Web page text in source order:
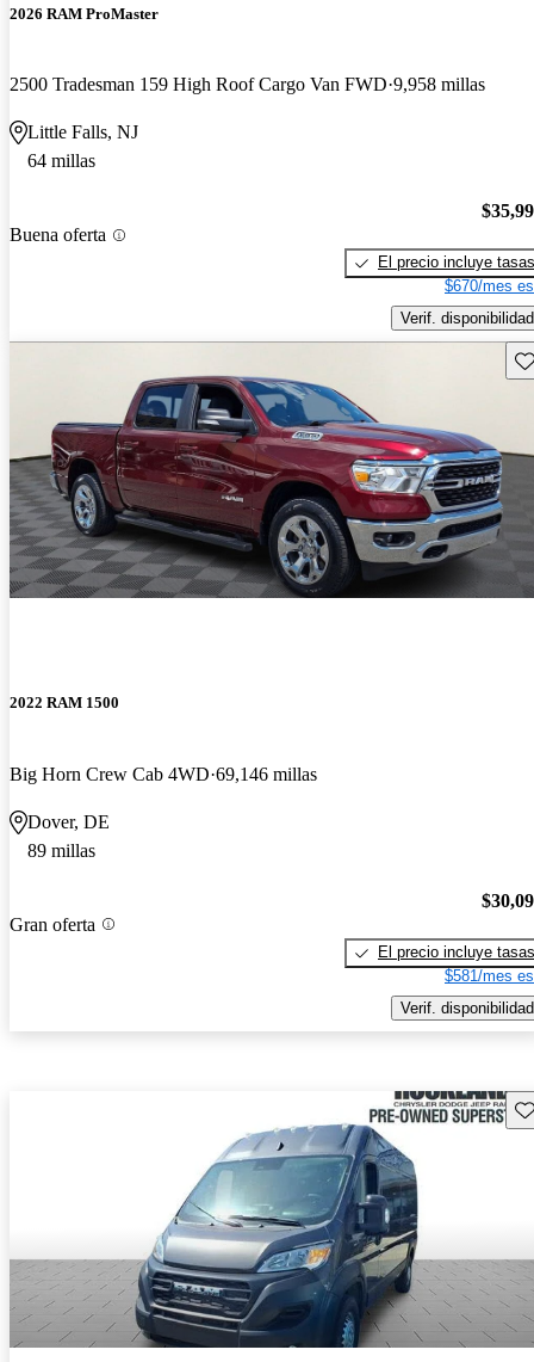
2026 RAM ProMaster
2500 Tradesman 159 High Roof Cargo Van FWD 9,958 millas
Little Falls, NJ
64 millas
Buena oferta
El precio incluye tasas
$670/mes
Verif. disponibilidad
2022 RAM 1500
Big Horn Crew Cab 4WD 69,146 millas
Dover, DE
89 millas
Gran oferta
El precio incluye tasas
$581/mes
Verif. disponibilidad